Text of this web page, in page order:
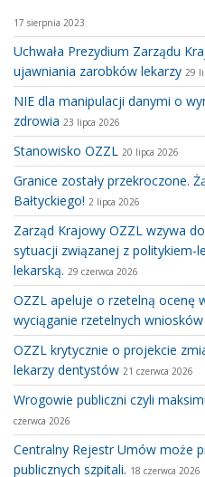
17 sierpnia 2023
Uchwała Prezydium Zarządu
ujawniania zarobków lekarzy 29
NIE dla manipulacji danymi o
zdrowia 23 lipca 2026
Stanowisko OZZL 20 lipca 2026
Granice zostały przekroczone.
Bałtyckiego! 2 lipca 2026
Zarząd Krajowy OZZL wzywa
sytuacji związanej z politykiem-
lekarską. 29 czerwca 2026
OZZL apeluje o rzetelną ocenę
wyciąganie rzetelnych wniosków
OZZL krytycznie o projekcie
lekarzy dentystów 21 czerwca 2026
Wrogowie publiczni czyli
czerwca 2026
Centralny Rejestr Umów może
publicznych szpitali. 18 czerwca 2026